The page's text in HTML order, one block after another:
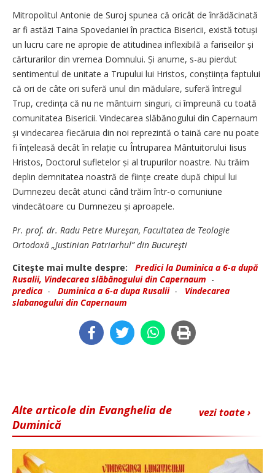
Mitropolitul Antonie de Suroj spunea că oricât de înrădăcinată
ar fi astăzi Taina Spovedaniei în practica Bisericii, există totuși
un lucru care ne apropie de atitudinea inflexibilă a fariseilor și
cărturarilor din vremea Domnului. Și anume, s-au pierdut
sentimentul de unitate a Trupului lui Hristos, conștiința faptului
că ori de câte ori suferă unul din mădulare, suferă întregul
Trup, credința că nu ne mântuim singuri, ci împreună cu toată
comunitatea Bisericii. Vindecarea slăbănogului din Capernaum
și vindecarea fiecăruia din noi reprezintă o taină care nu poate
fi înțeleasă decât în relație cu Întruparea Mântuitorului Iisus
Hristos, Doctorul sufletelor și al trupurilor noastre. Nu trăim
deplin demnitatea noastră de ființe create după chipul lui
Dumnezeu decât atunci când trăim într-o comuniune
vindecătoare cu Dumnezeu și aproapele.
Pr. prof. dr. Radu Petre Mureşan, Facultatea de Teologie
Ortodoxă „Justinian Patriarhul” din Bucureşti
Citeşte mai multe despre:
Predici la Duminica a 6-a după
Rusalii, Vindecarea slăbănogului din Capernaum -
predica - Duminica a 6-a dupa Rusalii- Vindecarea
slabanogului din Capernaum
vezi toate ›
Alte articole din Evanghelia de
Duminică